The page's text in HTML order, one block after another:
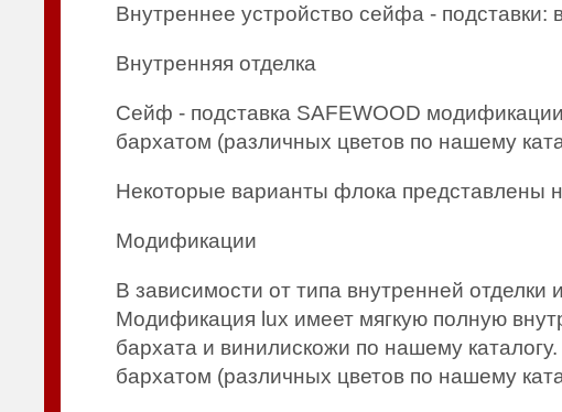
Внутреннее устройство сейфа -
Внутренняя отделка
Сейф - подставка SAFEWOOD
бархатом (различных цветов по нашему
Некоторые варианты флока представлены
Модификации
В зависимости от типа внутренней
Модификация lux имеет мягкую полную
бархата и винилискожи по нашему
бархатом (различных цветов по нашему